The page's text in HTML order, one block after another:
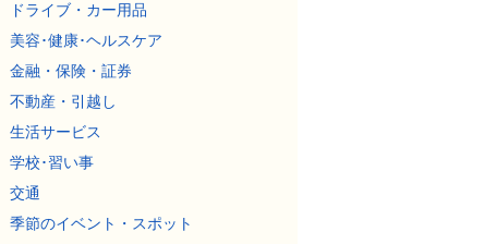
ドライブ・カー用品
美容･健康･ヘルスケア
金融・保険・証券
不動産・引越し
生活サービス
学校･習い事
交通
季節のイベント・スポット